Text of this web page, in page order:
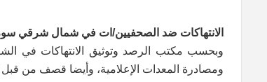
الانتهاكات ضد الصحفيين/ات في شمال شرقي
ومصادرة المعدات الإعلامية، وأيضا قصف من